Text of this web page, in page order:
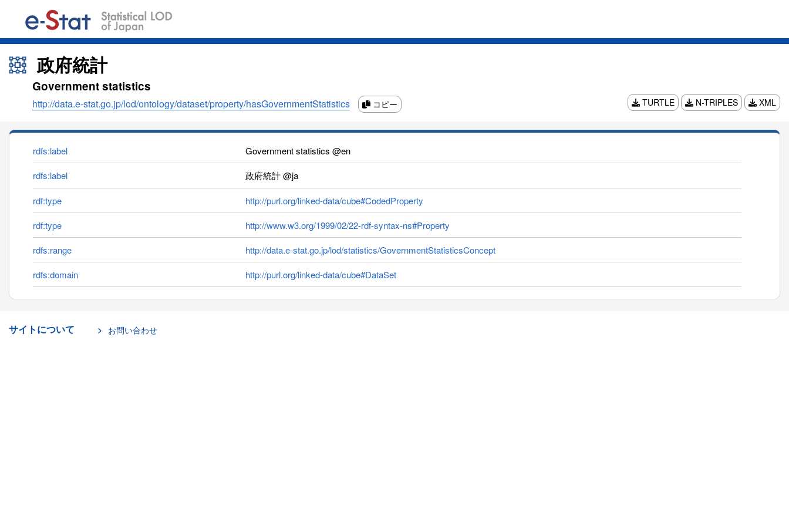
政府統計
Government statistics
http://data.e-stat.go.jp/lod/ontology/dataset/property/hasGovernmentStatistics コピー TURTLE N-TRIPLES XML
rdfs:label
Government statistics @en
rdfs:label
政府統計 @ja
rdf:type
http://purl.org/linked-data/cube#CodedProperty
rdf:type
http://www.w3.org/1999/02/22-rdf-syntax-ns#Property
rdfs:range
http://data.e-stat.go.jp/lod/statistics/GovernmentStatisticsConcept
rdfs:domain
http://purl.org/linked-data/cube#DataSet
サイトについて お問い合わせ